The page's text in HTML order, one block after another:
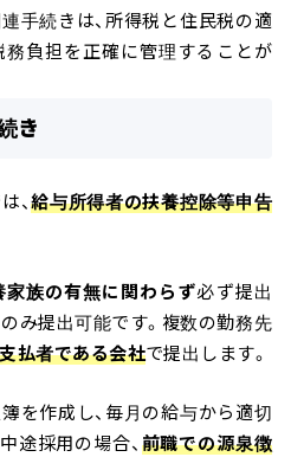
手続きは、所得税と住民税の適
負担を正確に管理することが
き
、給与所得者の扶養控除等申告
家族の有無に関わらず必ず提出
み提出可能です。複数の勤務先
払者である会社で提出します。
を作成し、毎月の給与から適切
途採用の場合、 前職での源泉徴